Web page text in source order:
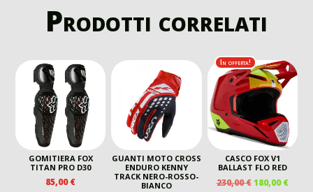
Prodotti correlati
GOMITIERA FOX
TITAN PRO D30
85,00€
GUANTI MOTO CROSS
ENDURO KENNY
TRACK NERO-ROSSO-
BIANCO
In offerta!
CASCO FOX V1
BALLAST FLO RED
230,00€ IL
180,00€IL